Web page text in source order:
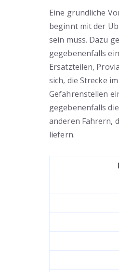
Eine gründliche
beginnt mit der
sein muss. Dazu
gegebenenfalls
Ersatzteilen,
sich, die Strecke
Gefahrenstellen
gegebenenfalls
anderen Fahrern,
liefern.